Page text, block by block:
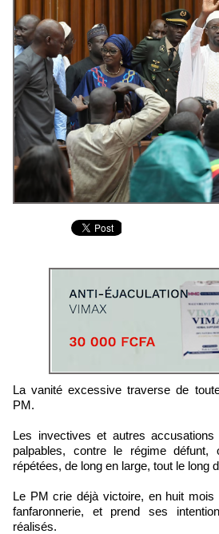
La vanité excessive traverse de toutes parts, le discours du
PM.
Les invectives et autres
palpables, contre le régime défunt,
répétées, de long en large, tout le long
Le PM crie déjà victoire, en huit
fanfaronnerie, et prend ses
réalisés.